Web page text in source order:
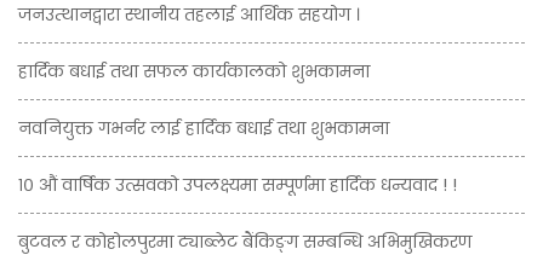
जनउत्थानद्वारा स्थानीय तहलाई आर्थिक सहयोग ।
हार्दिक बधाई तथा सफल कार्यकालको शुभकामना
नवनियुक्त गभर्नर लाई हार्दिक बधाई तथा शुभकामना
१० औं वार्षिक उत्सवको उपलक्ष्यमा सम्पूर्णमा हार्दिक धन्यवाद ! !
बुटवल र कोहोलपुरमा ट्याब्लेट बैंकिङ्ग सम्बन्धि अभिमुखिकरण